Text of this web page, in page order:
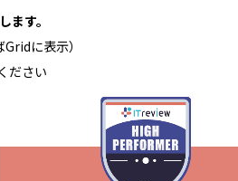
す。
に表示）
ださい